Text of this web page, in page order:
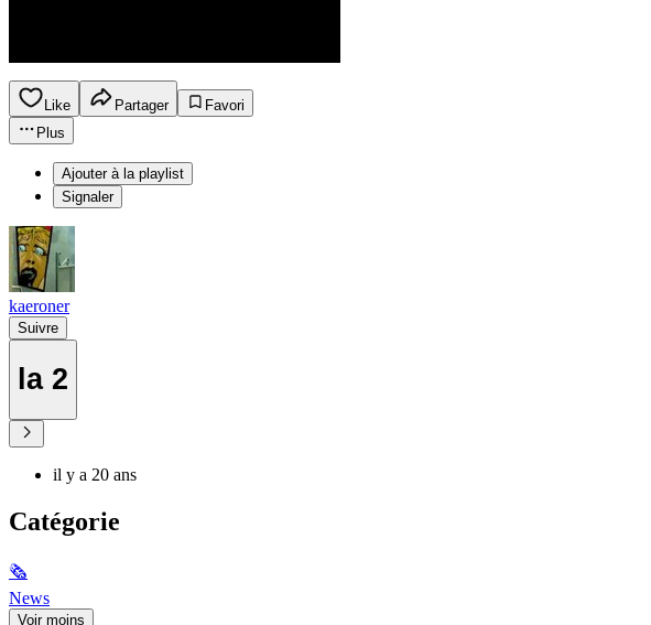
Like Partager
Favori
Plus
Ajouter à la playlist
Signaler
kaeroner
Suivre
la 2
il y a 20 ans
Catégorie
🗞
News
Voir moins